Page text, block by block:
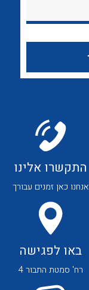
לכל מוצרי היצרן
התקשרו אלינו
אנחנו כאן זמנים עבורך
באו לפגישה
רח' סמטת התבור 4